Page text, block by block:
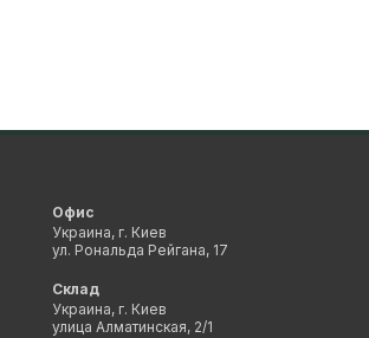
Офис
Украина, г. Киев
ул. Рональда Рейгана, 17
Склад
Украина, г. Киев
улица Алматинская, 2/1